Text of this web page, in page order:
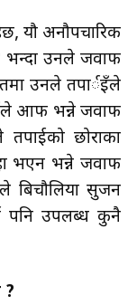
यौ अनौपचारिक
भन्दा उनले जवाफ
उनले तपार्इँले
आफैँ भन्ने जवाफ
छोराका
भएन भन्ने जवाफ
बिचौलिया सुजन
पनि उपलब्ध कुनै
?